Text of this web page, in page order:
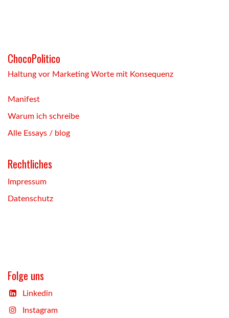
ChocoPolitico
Haltung vor Marketing Worte mit Konsequenz
Manifest
Warum ich schreibe
Alle Essays / blog
Rechtliches
Impressum
Datenschutz
Folge uns
Linkedin
Instagram